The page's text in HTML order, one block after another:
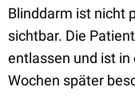
Blinddarm ist nicht
sichtbar. Die
entlassen und ist
Wochen später